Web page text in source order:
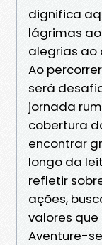
dignifica
lágrimas
alegrias ao
Ao
será
jornada
cobertura
encontrar
longo da
refletir
ações,
valores
Aventure-